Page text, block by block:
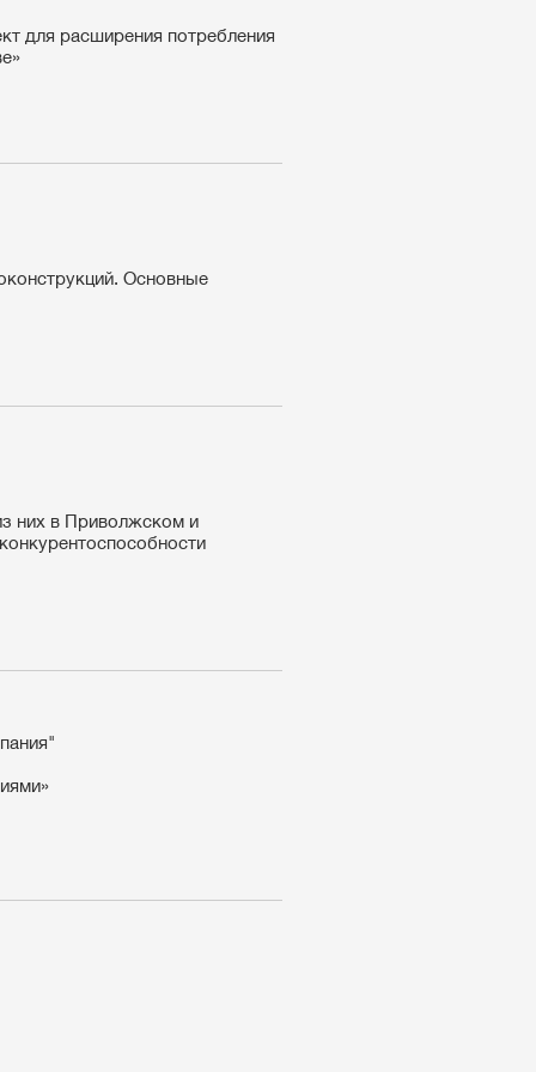
для расширения потребления
Основные
них в Приволжском и